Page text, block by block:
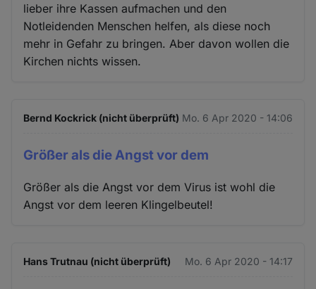
lieber ihre Kassen aufmachen und den
Notleidenden Menschen helfen, als diese noch
mehr in Gefahr zu bringen. Aber davon wollen die
Kirchen nichts wissen.
Bernd Kockrick (nicht überprüft) Mo. 6 Apr 2020 - 14:06
Größer als die Angst vor dem
Größer als die Angst vor dem Virus ist wohl die
Angst vor dem leeren Klingelbeutel!
Hans Trutnau (nicht überprüft) Mo. 6 Apr 2020 - 14:17